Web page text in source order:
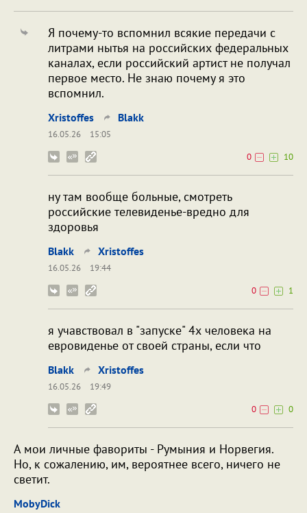
Я почему-то вспомнил всякие передачи с
литрами нытья на российских федеральных
каналах, если российский артист не получал
первое место. Не знаю почему я это
вспомнил.
Xristoffes Blakk
16.05.26
15:05
0
10
ну там вообще больные, смотреть
российские телевиденье-вредно для
здоровья
Blakk Xristoffes
16.05.26
19:44
0
1
я учавствовал в "запуске" 4х человека на
евровиденье от своей страны, если что
Blakk Xristoffes
16.05.26
19:49
0
0
А мои личные фавориты - Румыния и Норвегия.
Но, к сожалению, им, вероятнее всего, ничего не
светит.
MobyDick